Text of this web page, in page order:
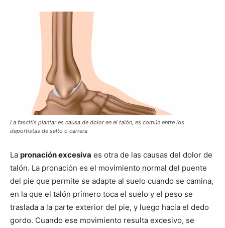
La fascitis plantar es causa de dolor en el talón, es común entre los
deportistas de salto o carrera
La pronación excesiva es otra de las causas del dolor de
talón. La pronación es el movimiento normal del puente
del pie que permite se adapte al suelo cuando se camina,
en la que el talón primero toca el suelo y el peso se
traslada a la parte exterior del pie, y luego hacia el dedo
gordo. Cuando ese movimiento resulta excesivo, se